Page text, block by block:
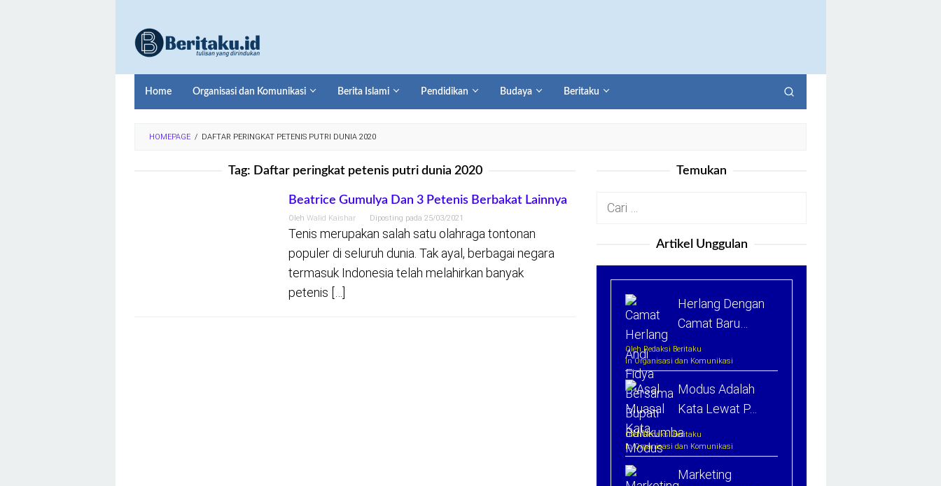
konten
Home Organisasi dan Komunikasi Berita Islami Pendidikan Budaya Beritaku
HOMEPAGE / DAFTAR PERINGKAT PETENIS PUTRI DUNIA 2020
Tag: Daftar peringkat petenis putri dunia 2020
Beatrice Gumulya Dan 3 Petenis Berbakat Lainnya
Oleh Walid Kaishar Diposting pada 25/03/2021
Tenis merupakan salah satu olahraga tontonan
populer di seluruh dunia. Tak ayal, berbagai negara
termasuk Indonesia telah melahirkan banyak
petenis […]
Temukan
Cari
Artikel Unggulan
Herlang Dengan
Camat Baru…
Oleh Redaksi Beritaku
In Organisasi dan Komunikasi
Modus Adalah
Kata Lewat P…
Oleh Redaksi Beritaku
In Organisasi dan Komunikasi
Marketing